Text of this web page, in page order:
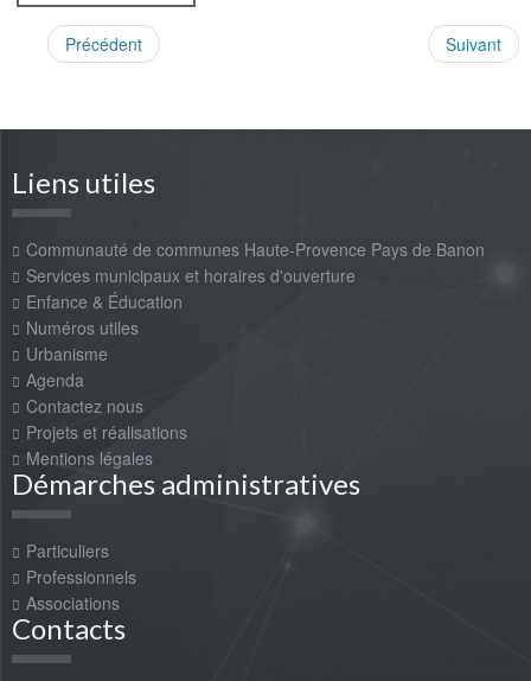
Précédent Suivant
Liens utiles
Communauté de communes Haute-Provence Pays de Banon
Services municipaux et horaires d'ouverture
Enfance & Éducation
Numéros utiles
Urbanisme
Agenda
Contactez nous
Projets et réalisations
Mentions légales
Démarches administratives
Particuliers
Professionnels
Associations
Contacts